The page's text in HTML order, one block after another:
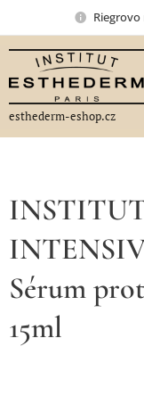
Riegrovo
esthederm-eshop.cz
Sérum
15ml